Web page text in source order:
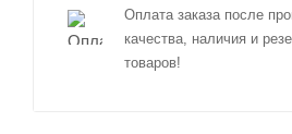
Оплата заказа после
качества, наличия и
товаров!